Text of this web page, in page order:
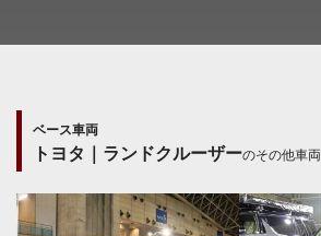
ベース車両
トヨタ｜ランドクルーザーのその他車両